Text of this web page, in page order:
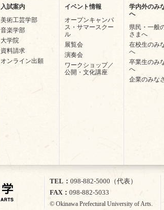
入試案内
美術工芸学部
音楽学部
大学院
資料請求
オンライン出願
イベント情報
オープンキャンパ
ス・サマースクー
ル
展覧会
演奏会
ワークショップ／
公開・文化講座
学内外のみ
へ
県民・一般
さまへ
在校生のみ
へ
卒業生のみ
へ
企業のみな
TEL
098-882-5000（代表）
FAX
098-882-5033
© Okinawa Prefectural University of Arts.